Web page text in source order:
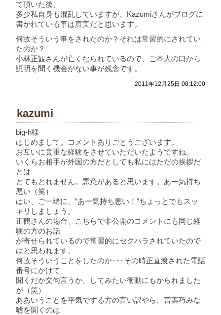
て頂いた後、
多少私自身も混乱していますが、Kazumiさんがブログに
書かれている事は真実だと思います。
何故そういう事をされたのか？それは常習的にされてい
たのか？
小林正観さんが亡くなられているので、ご本人の口から
説明を聞く機会がない事が残念です。
2011年12月25日 00:12:00
kazumi
big-h様
はじめまして。コメントありごとうございます。
お互いに貴重な経験をさせていただいたようですね。
いくらお相手が外国の方だとしても私にはただの挨拶だ
とは
とてもとれません。悪意があると思います。あー気持ち
悪い（笑）
はい、ご一緒に、”あー気持ち悪い！”ちょっとでもスッ
キリしましょう。
正観さんの場合、こちらで非公開のコメントにも同じ経
験の方のお話
が寄せられているので常習的にセクハラされていたので
はと思われます。
何故そういうことをしたのか･･･その時正直渡された電話
番号にかけて
聞くだか文句言うか、してみたい衝動にもかられました
が（笑）
ああいうことを平気でする方の言い訳やら、言葉巧みな
嘘を聞くのは